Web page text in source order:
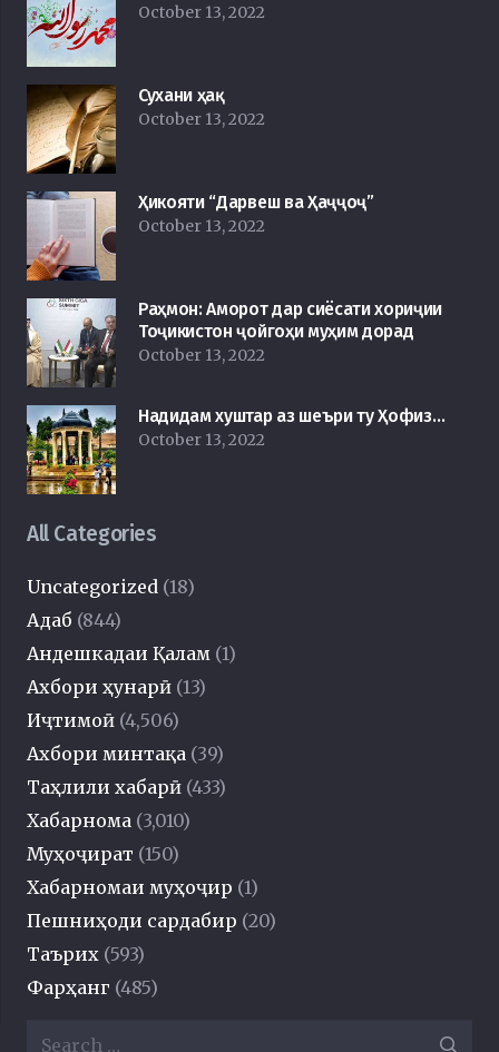
October 13, 2022
Сухани ҳақ
October 13, 2022
Ҳикояти “Дарвеш ва Ҳаҷҷоҷ”
October 13, 2022
Раҳмон: Аморот дар сиёсати хориҷии
Тоҷикистон ҷойгоҳи муҳим дорад
October 13, 2022
Надидам хуштар аз шеъри ту Ҳофиз…
October 13, 2022
All Categories
Uncategorized (18)
Адаб (844)
Андешкадаи Қалам (1)
Ахбори ҳунарӣ (13)
Иҷтимоӣ (4,506)
Ахбори минтақа (39)
Таҳлили хабарӣ (433)
Хабарнома (3,010)
Муҳоҷират (150)
Хабарномаи муҳоҷир (1)
Пешниҳоди сардабир (20)
Таърих (593)
Фарҳанг (485)
Search